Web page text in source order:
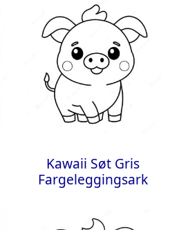
Kawaii Søt Gris
Fargeleggingsark